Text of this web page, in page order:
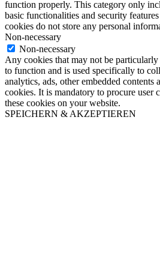
function properly. This category only
basic functionalities and security
cookies do not store any personal
Non-necessary
Non-necessary
Any cookies that may not be
to function and is used specifically to
analytics, ads, other embedded contents
cookies. It is mandatory to procure user
these cookies on your website.
SPEICHERN & AKZEPTIEREN